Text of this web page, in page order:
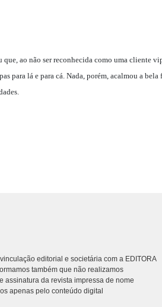
que, ao não ser reconhecida como uma cliente
para lá e para cá. Nada, porém, acalmou a
editorial e societária com a EDITORA
também que não realizamos
assinatura da revista impressa de nome
apenas pelo conteúdo digital